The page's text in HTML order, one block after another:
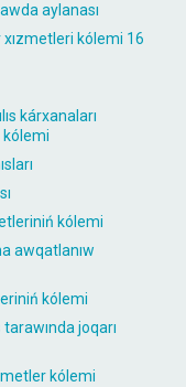
aylanası
kólemi 16
kárxanaları
kólemi
kólemi
awqatlanıw
kólemi
joqarı
kólemi